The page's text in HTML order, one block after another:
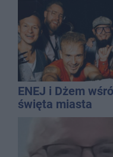
ENEJ i Dżem
święta miasta